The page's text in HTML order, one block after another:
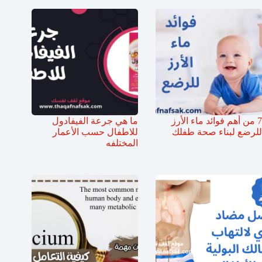
7 من أهم فوائد ماء الأرز
للرضع لبناء صحة طفلك
ما هي جرعة الفيفادول
للاطفال حسب الأعمار
المختلفه